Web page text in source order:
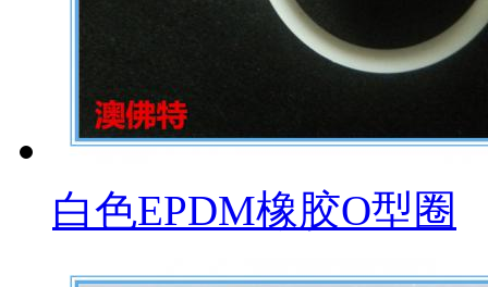
白色EPDM橡胶O型圈